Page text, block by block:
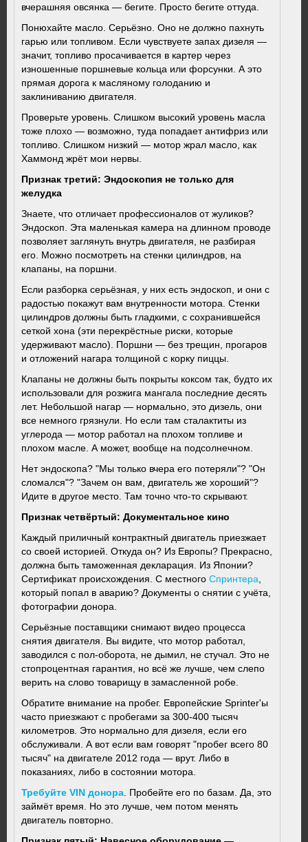
вчерашняя овсянка — бегите. Просто бегите оттуда.
Понюхайте масло. Серьёзно. Оно не должно пахнуть
гарью или топливом. Если чувствуете запах дизеля —
значит, топливо просачивается в картер через
изношенные поршневые кольца или форсунки. А это
прямая дорога к масляному голоданию и
заклиниванию двигателя.
Проверьте уровень. Слишком высокий уровень масла
тоже плохо — возможно, туда попадает антифриз или
топливо. Слишком низкий — мотор жрал масло, как
Хаммонд жрёт мои нервы.
Признак третий: Эндоскопия не только для
желудка
Знаете, что отличает профессионалов от жуликов?
Эндоскоп. Эта маленькая камера на длинном проводе
позволяет заглянуть внутрь двигателя, не разбирая
его. Можно посмотреть на стенки цилиндров, на
клапаны, на поршни.
Если разборка серьёзная, у них есть эндоскоп, и они с
радостью покажут вам внутренности мотора. Стенки
цилиндров должны быть гладкими, с сохранившейся
сеткой хона (эти перекрёстные риски, которые
удерживают масло). Поршни — без трещин, прогаров
и отложений нагара толщиной с корку пиццы.
Клапаны не должны быть покрыты коксом так, будто их
использовали для розжига мангала последние десять
лет. Небольшой нагар — нормально, это дизель, они
все немного грязнули. Но если там сталактиты из
углерода — мотор работал на плохом топливе и
плохом масле. А может, вообще на подсолнечном.
Нет эндоскопа? "Мы только вчера его потеряли"? "Он
сломался"? "Зачем он вам, двигатель же хороший"?
Идите в другое место. Там точно что-то скрывают.
Признак четвёртый: Документальное кино
Каждый приличный контрактный двигатель приезжает
со своей историей. Откуда он? Из Европы? Прекрасно,
должна быть таможенная декларация. Из Японии?
Сертификат происхождения. С местного Спринтера
который попал в аварию? Документы о снятии с учёта,
фотографии донора.
Серьёзные поставщики снимают видео процесса
снятия двигателя. Вы видите, что мотор работал,
заводился с пол-оборота, не дымил, не стучал. Это не
стопроцентная гарантия, но всё же лучше, чем слепо
верить на слово товарищу в замасленной робе.
Обратите внимание на пробег. Европейские Sprinter'ы
часто приезжают с пробегами за 300-400 тысяч
километров. Это нормально для дизеля, если его
обслуживали. А вот если вам говорят "пробег всего 80
тысяч" на двигателе 2012 года — врут. Либо в
показаниях, либо в состоянии мотора.
Требуйте VIN донора . Пробейте его по базам. Да, это
займёт время. Но это лучше, чем потом менять
двигатель повторно.